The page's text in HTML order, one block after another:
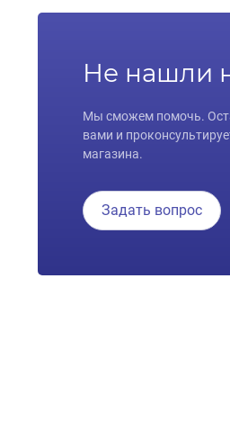
Не нашли
Мы сможем помочь.
вами и
магазина.
Задать вопрос